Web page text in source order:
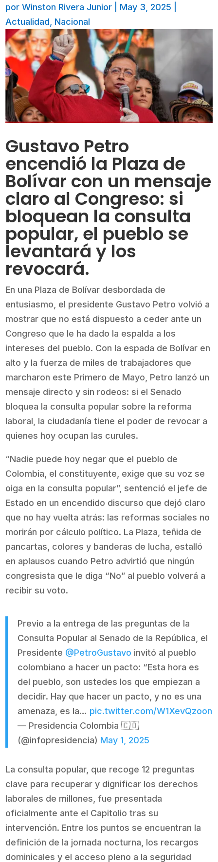
porWinston Rivera Junior May 3, 2025
Actualidad Nacional
Gustavo Petro
encendió la Plaza de
Bolívar con un mensaje
claro al Congreso: si
bloquean la consulta
popular, el pueblo se
levantará y los
revocará.
En una Plaza de Bolívar desbordada de
entusiasmo, el presidente Gustavo Petro volvió a
mostrar que no está dispuesto a ceder ante un
Congreso que le ha dado la espalda a los
intereses del pueblo. Con la espada de Bolívar en
alto y la fuerza de miles de trabajadores que
marcharon este Primero de Mayo, Petro lanzó un
mensaje directo y sin rodeos: si el Senado
bloquea la consulta popular sobre la reforma
laboral, la ciudadanía tiene el poder de revocar a
quienes hoy ocupan las curules.
“Nadie puede hoy negar que el pueblo de
Colombia, el constituyente, exige que su voz se
oiga en la consulta popular”, sentenció el jefe de
Estado en un encendido discurso que dejó claro
que no hay vuelta atrás: las reformas sociales no
morirán por cálculo político. La Plaza, teñida de
pancartas, colores y banderas de lucha, estalló
en aplausos cuando Petro advirtió que ningún
congresista que le diga “No” al pueblo volverá a
recibir su voto.
Previo a la entrega de las preguntas de la
Consulta Popular al Senado de la República, el
Presidente @PetroGustavo invitó al pueblo
colombiano a hacer un pacto: “Esta hora es
del pueblo, son ustedes los que empiezan a
decidir. Hay que hacer un pacto, y no es una
amenaza, es la… pic.twitter.com/W1XevQzoon
— Presidencia Colombia 🇨🇴
(@infopresidencia) May 1, 2025
La consulta popular, que recoge 12 preguntas
clave para recuperar y dignificar los derechos
laborales de millones, fue presentada
oficialmente ante el Capitolio tras su
intervención. Entre los puntos se encuentran la
definición de la jornada nocturna, los recargos
dominicales y el acceso pleno a la seguridad